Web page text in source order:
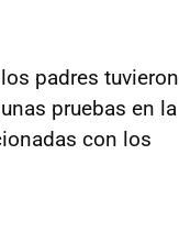
padres tuvieron
pruebas en la
con los